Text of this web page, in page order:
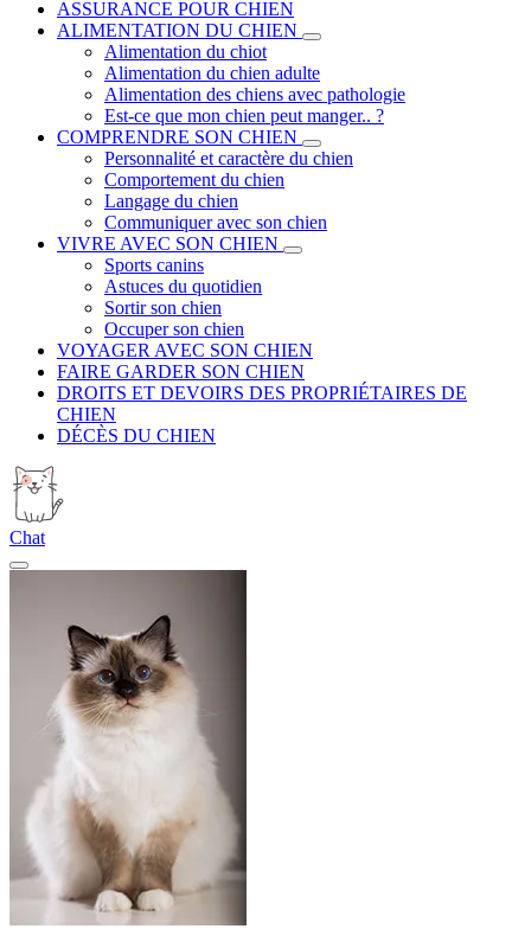
ASSURANCE POUR CHIEN
ALIMENTATION DU CHIEN
Alimentation du chiot
Alimentation du chien adulte
Alimentation des chiens avec pathologie
Est-ce que mon chien peut manger.. ?
COMPRENDRE SON CHIEN
Personnalité et caractère du chien
Comportement du chien
Langage du chien
Communiquer avec son chien
VIVRE AVEC SON CHIEN
Sports canins
Astuces du quotidien
Sortir son chien
Occuper son chien
VOYAGER AVEC SON CHIEN
FAIRE GARDER SON CHIEN
DROITS ET DEVOIRS DES PROPRIÉTAIRES DE
CHIEN
DÉCÈS DU CHIEN
Chat